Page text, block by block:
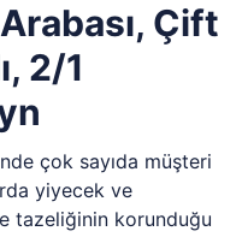
Çift
2/1
çok sayıda müşteri
yiyecek ve
tazeliğinin korunduğu